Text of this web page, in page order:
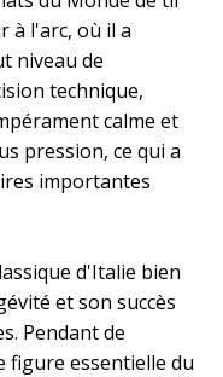
à l'arc, où il a
niveau de
technique,
calme et
pression, ce qui a
importantes
d'Italie bien
et son succès
Pendant de
figure essentielle du